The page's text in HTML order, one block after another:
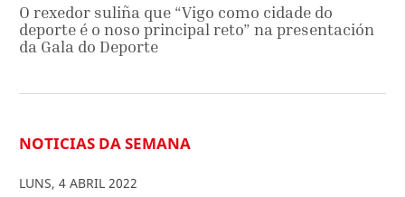
O rexedor suliña que “Vigo como cidade do
deporte é o noso principal reto” na presentación
da Gala do Deporte
NOTICIAS DA SEMANA
LUNS, 4 ABRIL 2022